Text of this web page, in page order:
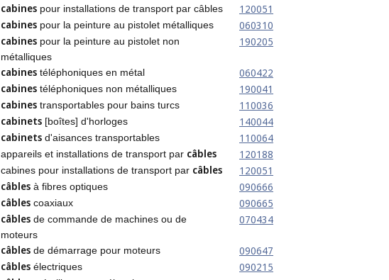
cabines pour installations de transport par câbles
120051
cabines pour la peinture au pistolet métalliques
060310
cabines pour la peinture au pistolet non
métalliques
190205
cabines téléphoniques en métal
060422
cabines téléphoniques non métalliques
190041
cabines transportables pour bains turcs
110036
cabinets [boîtes] d'horloges
140044
cabinets d'aisances transportables
110064
appareils et installations de transport par câbles
120188
cabines pour installations de transport par câbles
120051
câbles à fibres optiques
090666
câbles coaxiaux
090665
câbles de commande de machines ou de
moteurs
070434
câbles de démarrage pour moteurs
090647
câbles électriques
090215